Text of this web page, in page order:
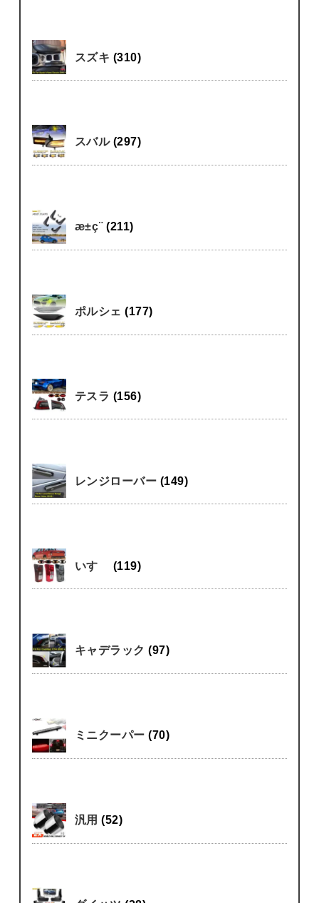
スズキ (310)
スバル (297)
æ±ç¨(211)
ポルシェ(177)
テスラ (156)
レンジローバー (149)
いすゞ (119)
キャデラック(97)
ミニクーパー(70)
汎用(52)